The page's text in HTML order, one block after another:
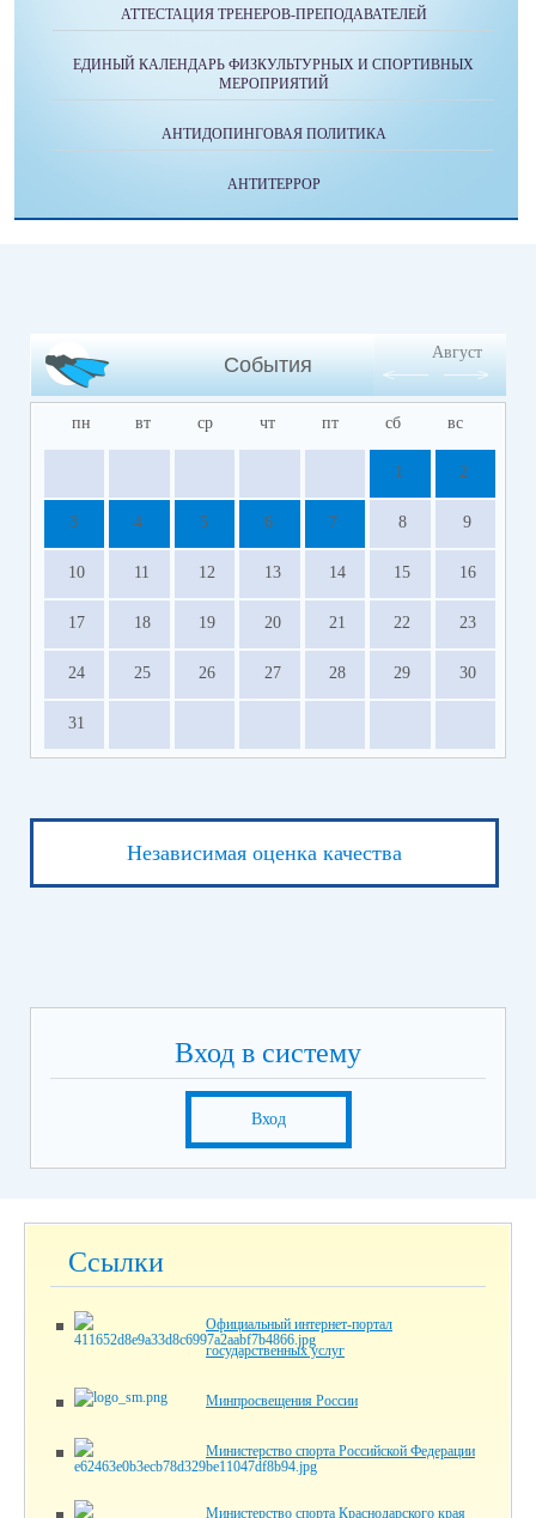
АТТЕСТАЦИЯ ТРЕНЕРОВ-ПРЕПОДАВАТЕЛЕЙ
ЕДИНЫЙ КАЛЕНДАРЬ ФИЗКУЛЬТУРНЫХ И СПОРТИВНЫХ
МЕРОПРИЯТИЙ
АНТИДОПИНГОВАЯ ПОЛИТИКА
АНТИТЕРРОР
События
Август
пн вт ср чт пт сб вс
1 2
3 4 5 6 7 8 9
10 11 12 13 14 15 16
17 18 19 20 21 22 23
24 25 26 27 28 29 30
31
Независимая оценка качества
Вход в систему
Вход
Ссылки
Официальный интернет-портал
государственных услуг
Минпросвещения России
Министерство спорта Российской Федерации
Министерство спорта Краснодарского края